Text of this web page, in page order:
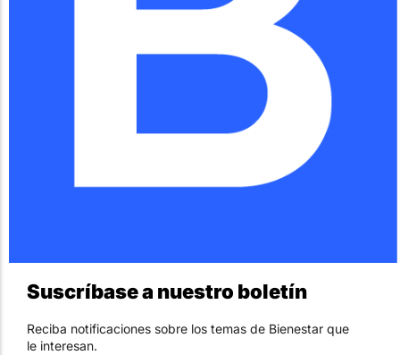
Suscríbase a nuestro boletín
Reciba notificaciones sobre los temas de Bienestar que
le interesan.